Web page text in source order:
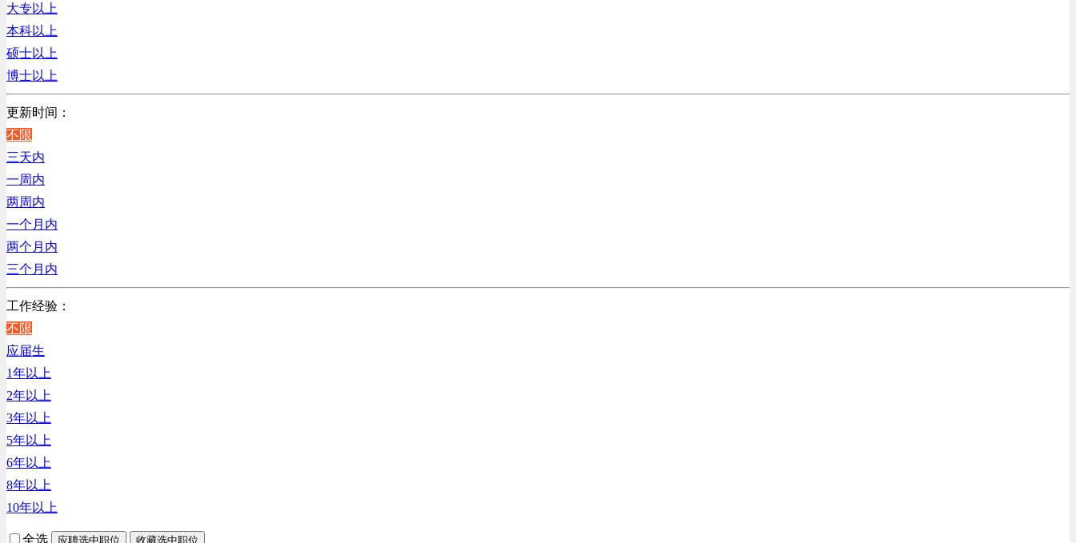
上海
客服及凯发娱乐网址的技术支持类
高级管理类
电子/电器/半导体类
电力电气/能源/自动化
咨询/顾问/法律类
程序/语言开发类
行政/后勤/文秘类
销售类
人力资源类
互联网/电子商务/游戏类
建筑装潢/市政建设类
通信/移动互联网/手机类
技工/维修类
房地产开发/物业管理类
生产/加工/认证类
综合技术类
汽车/交通类
财务/审计/税务类
大专以上
本科以上
硕士以上
博士以上
更新时间：
不限
三天内
一周内
两周内
一个月内
两个月内
三个月内
工作经验：
不限
应届生
1年以上
2年以上
3年以上
5年以上
6年以上
8年以上
10年以上
全选 应聘选中职位 收藏选中职位